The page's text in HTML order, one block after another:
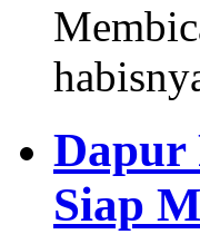
Dapur
Siap